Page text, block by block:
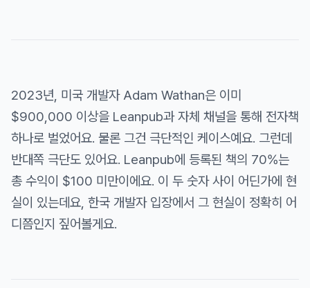
2023년, 미국 개발자 Adam Wathan은 이미
$900,000 이상을 Leanpub과 자체 채널을 통해 전자책
하나로 벌었어요. 물론 그건 극단적인 케이스예요. 그런데
반대쪽 극단도 있어요. Leanpub에 등록된 책의 70%는
총 수익이 $100 미만이에요. 이 두 숫자 사이 어딘가에 현
실이 있는데요, 한국 개발자 입장에서 그 현실이 정확히 어
디쯤인지 짚어볼게요.